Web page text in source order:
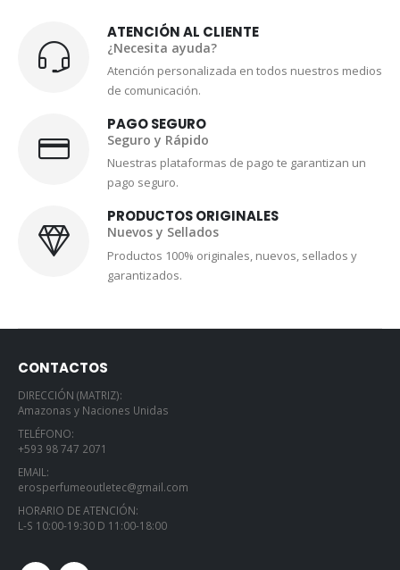
ATENCIÓN AL CLIENTE
¿Necesita ayuda?
Atención personalizada en todos nuestros medios
de comunicación.
PAGO SEGURO
Seguro y Rápido
Nuestras plataformas de pago te garantizan un
pago seguro.
PRODUCTOS ORIGINALES
Nuevos y Sellados
Productos 100% originales, nuevos, sellados y
garantizados.
CONTACTOS
DIRECCIÓN (MATRIZ):
Amazonas y Naciones Unidas
TELÉFONO:
+593 98 747 2071
EMAIL:
erosperfumeoutletec@gmail.com
HORARIO DE ATENCIÓN:
L-S 10:00-19:30 D 11:00-18:00